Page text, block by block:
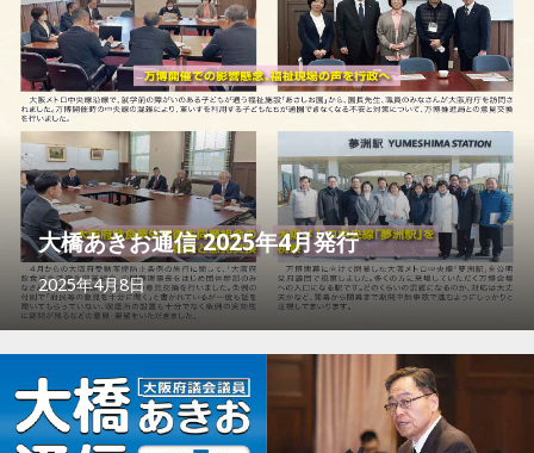
大橋あきお通信 2025年4月発行
2025年4月8日